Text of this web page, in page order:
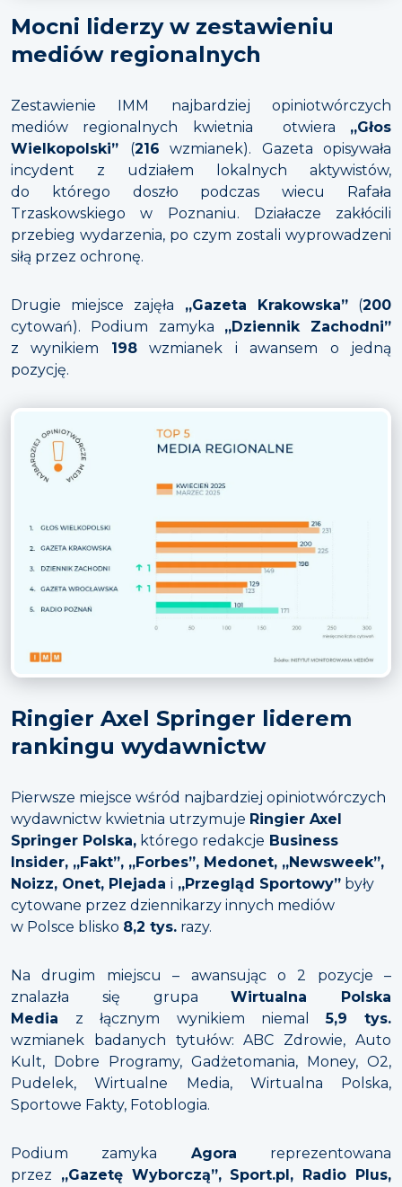
Mocni liderzy w zestawieniu
mediów regionalnych
Zestawienie IMM najbardziej opiniotwórczych
mediów regionalnych kwietnia otwiera „Głos
Wielkopolski” (216 wzmianek). Gazeta opisywała
incydent z udziałem lokalnych aktywistów,
do którego doszło podczas wiecu Rafała
Trzaskowskiego w Poznaniu. Działacze zakłócili
przebieg wydarzenia, po czym zostali wyprowadzeni
siłą przez ochronę.
Drugie miejsce zajęła „Gazeta Krakowska”(200
cytowań). Podium zamyka „Dziennik Zachodni”
z wynikiem 198wzmianek i awansem o jedną
pozycję.
Ringier Axel Springer liderem
rankingu wydawnictw
Pierwsze miejsce wśród najbardziej opiniotwórczych
wydawnictw kwietnia utrzymuje Ringier Axel
Springer Polska, którego redakcje Business
Insider, „Fakt”, „Forbes”, Medonet, „Newsweek”,
Noizz, Onet, Plejada i „Przegląd Sportowy” były
cytowane przez dziennikarzy innych mediów
w Polsce blisko 8,2 tys. razy.
Na drugim miejscu – awansując o 2 pozycje –
znalazła się grupaWirtualna Polska
Media z łącznym wynikiem niemal5,9 tys.
wzmianek badanych tytułów: ABC Zdrowie, Auto
Kult, Dobre Programy, Gadżetomania, Money, O2,
Pudelek, Wirtualne Media, Wirtualna Polska,
Sportowe Fakty, Fotoblogia.
Podium zamyka Agora reprezentowana
przez „Gazetę Wyborczą”, Sport.pl, Radio Plus,